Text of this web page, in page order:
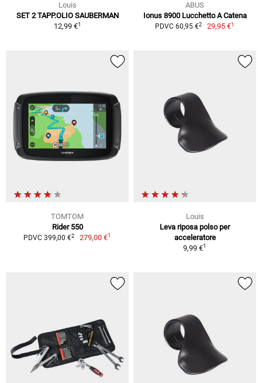
Louis
SET 2 TAPP.OLIO SAUBERMAN
12,99 €1
ABUS
Ionus 8900 Lucchetto A Catena
PDVC 60,95 €2 29,95 €1
TOMTOM
Rider 550
PDVC 399,00 €2 279,00 €1
Louis
Leva riposa polso per
acceleratore
9,99 €1